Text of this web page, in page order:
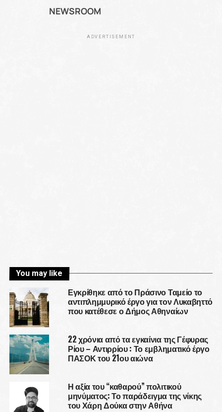
NEWSROOM
ADVERTISEMENT
You may like
Εγκρίθηκε από το Πράσινο Ταμείο το
αντιπλημμυρικό έργο για τον Λυκαβηττό
που κατέθεσε ο Δήμος Αθηναίων
22 χρόνια από τα εγκαίνια της Γέφυρας
Ρίου – Αντιρρίου : Το εμβληματικό έργο
ΠΑΣΟΚ του 21ου αιώνα
Η αξία του “καθαρού” πολιτικού
μηνύματος: Το παράδειγμα της νίκης
του Χάρη Δούκα στην Αθήνα